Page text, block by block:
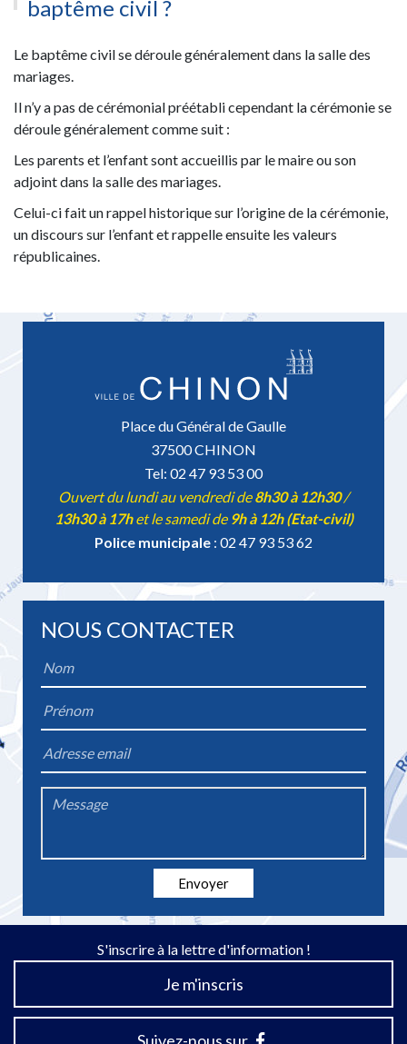
baptême civil ?
Le baptême civil se déroule généralement dans la salle des
mariages.
Il n’y a pas de cérémonial préétabli cependant la cérémonie se
déroule généralement comme suit :
Les parents et l’enfant sont accueillis par le maire ou son
adjoint dans la salle des mariages.
Celui-ci fait un rappel historique sur l’origine de la cérémonie,
un discours sur l’enfant et rappelle ensuite les valeurs
républicaines.
Place du Général de Gaulle
37500 CHINON
Tel: 02 47 93 53 00
Ouvert du lundi au vendredi de8h30 à 12h30/
13h30 à 17het le samedi de 9h à 12h (Etat-civil)
Police municipale : 02 47 93 53 62
NOUS CONTACTER
*
*
Envoyer
S'inscrire à la lettre d'information !
Je m'inscris